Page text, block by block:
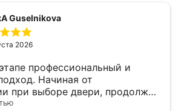
после монтажа. Рекомендую!
Guselnikova
2026
профессиональный и
Начиная от
при выборе двери, продолжая
замером, завершая быстрой и